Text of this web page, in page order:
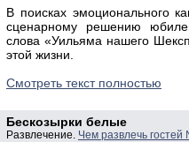
В поисках эмоционального
сценарному решению
слова «Уильяма нашего
этой жизни.
Смотреть текст полностью
Бескозырки белые
Развлечение. Чем развлечь